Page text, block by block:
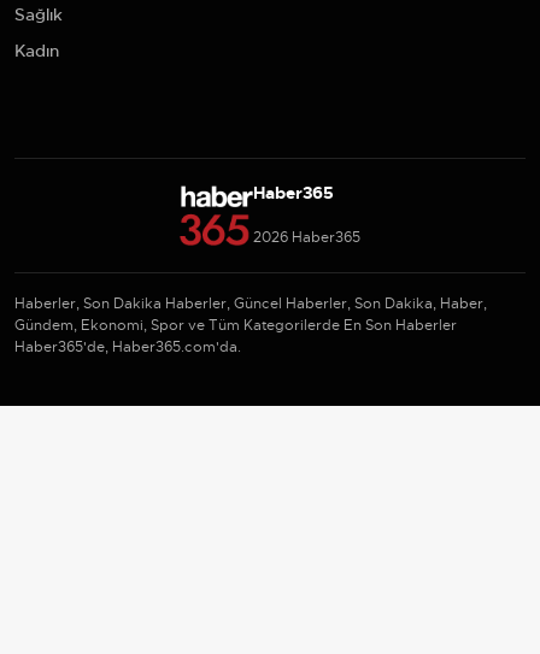
Sağlık
Kadın
Haber365
2026 Haber365
Haberler, Son Dakika Haberler, Güncel Haberler, Son Dakika, Haber,
Gündem, Ekonomi, Spor ve Tüm Kategorilerde En Son Haberler
Haber365'de, Haber365.com'da.